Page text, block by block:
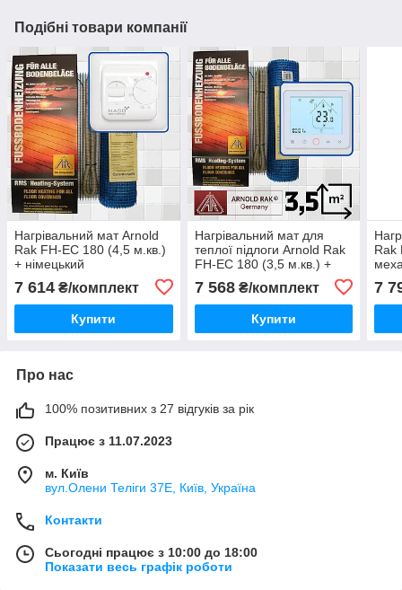
Подібні товари компанії
Нагрівальний мат Arnold
Rak FH-EC 180 (4,5 м.кв.)
+ німецький
TF1640 (КОМПЛЕКТ)
7 614 ₴/комплект
Купити
Нагрівальний мат для
теплої підлоги Arnold Rak
FH-EC 180 (3,5 м.кв.) +
терморегулятор PWT-002
7 568₴/комплект
Купити
Rak
7
Про нас
100% позитивних з 27 відгуків за рік
Працює з 11.07.2023
м. Київ
вул.Олени Теліги 37Е, Київ, Україна
Контакти
Сьогодні працює з 10:00 до 18:00
Показати весь графік роботи